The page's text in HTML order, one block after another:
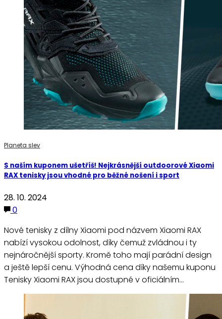
Planeta slev
S naším kuponem ušetříš! Nejkrásnější outdoorové Xiaomi
RAX tenisky jsou vhodné pro běžné nošení i sport
28. 10. 2024
0
Nové tenisky z dílny Xiaomi pod názvem Xiaomi RAX
nabízí vysokou odolnost, díky čemuž zvládnou i ty
nejnáročnější sporty. Kromě toho mají parádní design
a ještě lepší cenu. Výhodná cena díky našemu kuponu
Tenisky Xiaomi RAX jsou dostupné v oficiálním…